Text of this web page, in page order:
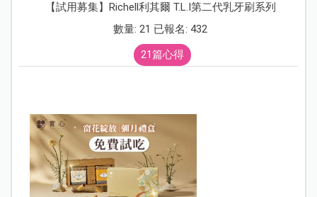
【試用募集】Richell利其爾 T.L.I第二代乳牙刷系列
數量: 21 已報名: 432
21篇心得